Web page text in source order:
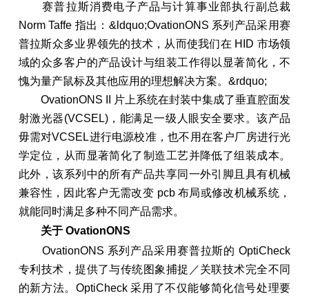
赛普拉斯消费电子产品与计算事业部执行副总裁
Norm Taffe 指出：&ldquo;OvationONS 系列产品采用赛
普拉斯众多业界领先的技术，从而使我们在 HID 市场领
域的众多客户的产品设计与组装工作得以显著简化，不
愧为量产鼠标及其他应用的理想解决方案。&rdquo;
OvationONS II 片上系统在封装中集成了垂直腔面发
射激光器(VCSEL)，能满足一级人眼安全要求。该产品
毋需对VCSEL进行电源校准，也不用在客户厂房进行光
学定位，从而显著简化了制造工艺并降低了组装成本。
此外，该系列中的所有产品共享同一外引脚且具有机械
兼容性，因此客户无需改变 pcb 布局或修改机械系统，
就能同时满足多种不同产品需求。
关于 OvationONS
OvationONS 系列产品采用赛普拉斯的 OptiCheck
专利技术，提供了与传统图象捕捉／关联技术完全不同
的新方法。OptiCheck 采用了不仅能够简化信号处理要